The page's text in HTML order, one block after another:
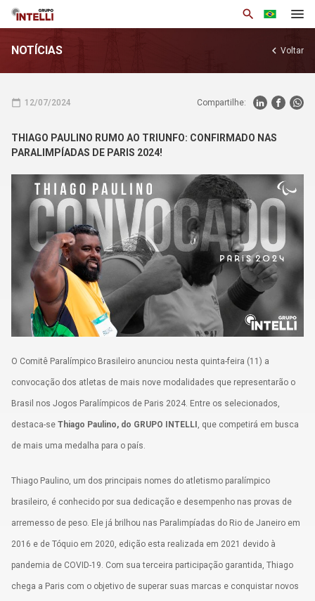
search
Institucional
Produtos
Notícias
Base de Conhecimento
Área Restrita
Trabalhe Conosco
Contato
Porarrow_drop_down
Política de Privacidade
Termos de uso
NOTÍCIAS chevron_left Voltar
calendar_today 12/07/2024 Compartilhe:
THIAGO PAULINO RUMO AO TRIUNFO: CONFIRMADO NAS
PARALIMPÍADAS DE PARIS 2024!
O Comitê Paralímpico Brasileiro anunciou nesta quinta-feira (11) a
convocação dos atletas de mais nove modalidades que representarão o
Brasil nos Jogos Paralímpicos de Paris 2024. Entre os selecionados,
destaca-se Thiago Paulino, do GRUPO INTELLI , que competirá em busca
de mais uma medalha para o país.
Thiago Paulino, um dos principais nomes do atletismo paralímpico
brasileiro, é conhecido por sua dedicação e desempenho nas provas de
arremesso de peso. Ele já brilhou nas Paralimpíadas do Rio de Janeiro em
2016 e de Tóquio em 2020, edição esta realizada em 2021 devido à
pandemia de COVID-19. Com sua terceira participação garantida, Thiago
chega a Paris com o objetivo de superar suas marcas e conquistar novos